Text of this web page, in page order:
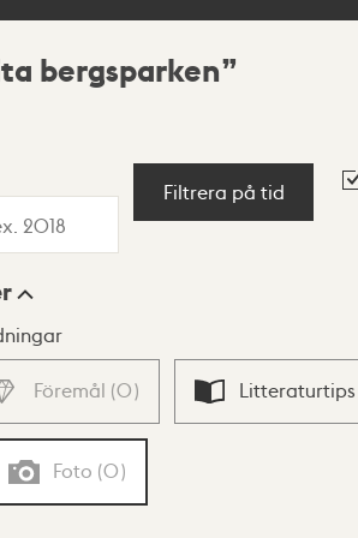
bergsparken
Filtrera på tid
Föremål (0) Litteraturtips
Foto (0)